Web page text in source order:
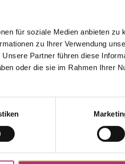
für soziale Medien anbieten zu
zu Ihrer Verwendung
Partner führen diese
oder die sie im Rahmen Ihrer
Steinfarbe
Stein